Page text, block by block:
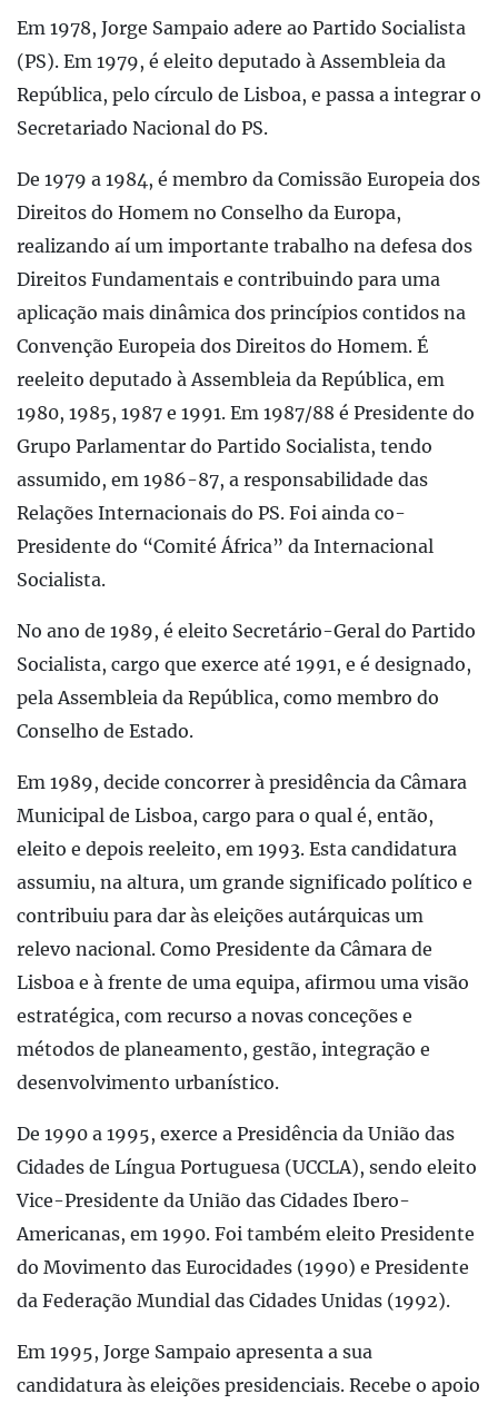
Em 1978, Jorge Sampaio adere ao Partido Socialista
(PS). Em 1979, é eleito deputado à Assembleia da
República, pelo círculo de Lisboa, e passa a integrar o
Secretariado Nacional do PS.
De 1979 a 1984, é membro da Comissão Europeia dos
Direitos do Homem no Conselho da Europa,
realizando aí um importante trabalho na defesa dos
Direitos Fundamentais e contribuindo para uma
aplicação mais dinâmica dos princípios contidos na
Convenção Europeia dos Direitos do Homem. É
reeleito deputado à Assembleia da República, em
1980, 1985, 1987 e 1991. Em 1987/88 é Presidente do
Grupo Parlamentar do Partido Socialista, tendo
assumido, em 1986-87, a responsabilidade das
Relações Internacionais do PS. Foi ainda co-
Presidente do “Comité África” da Internacional
Socialista.
No ano de 1989, é eleito Secretário-Geral do Partido
Socialista, cargo que exerce até 1991, e é designado,
pela Assembleia da República, como membro do
Conselho de Estado.
Em 1989, decide concorrer à presidência da Câmara
Municipal de Lisboa, cargo para o qual é, então,
eleito e depois reeleito, em 1993. Esta candidatura
assumiu, na altura, um grande significado político e
contribuiu para dar às eleições autárquicas um
relevo nacional. Como Presidente da Câmara de
Lisboa e à frente de uma equipa, afirmou uma visão
estratégica, com recurso a novas conceções e
métodos de planeamento, gestão, integração e
desenvolvimento urbanístico.
De 1990 a 1995, exerce a Presidência da União das
Cidades de Língua Portuguesa (UCCLA), sendo eleito
Vice-Presidente da União das Cidades Ibero-
Americanas, em 1990. Foi também eleito Presidente
do Movimento das Eurocidades (1990) e Presidente
da Federação Mundial das Cidades Unidas (1992).
Em 1995, Jorge Sampaio apresenta a sua
candidatura às eleições presidenciais. Recebe o apoio